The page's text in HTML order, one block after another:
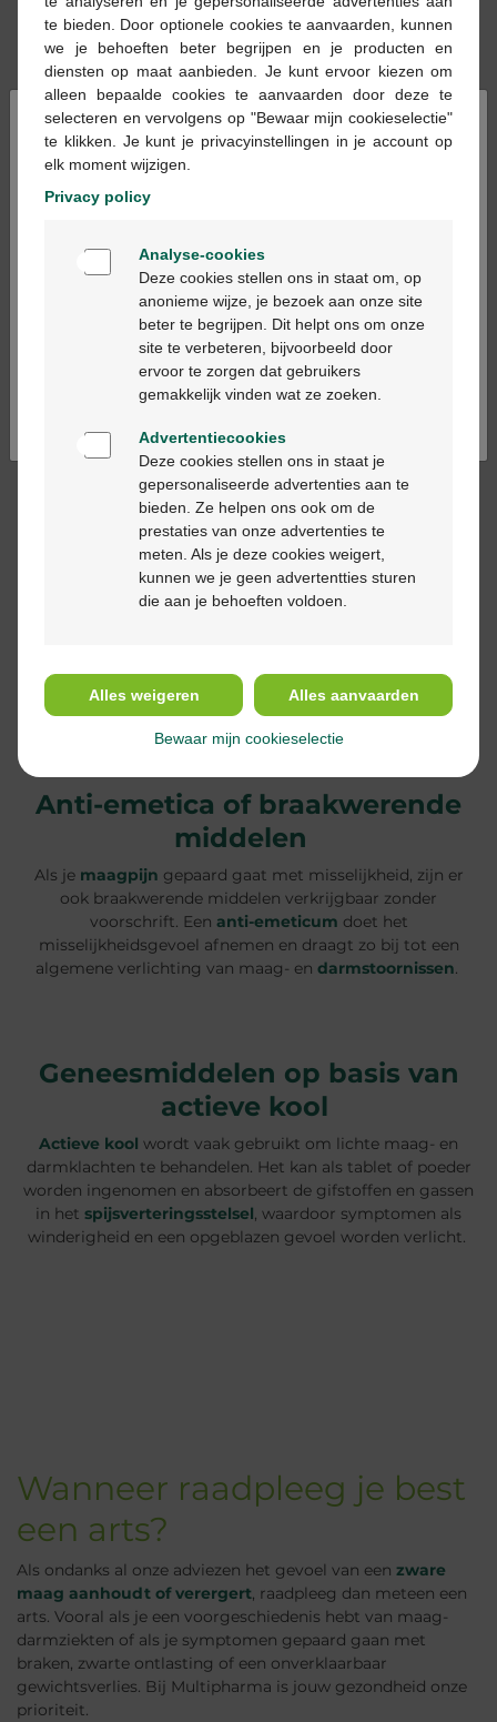
Heel wat planten zijn bevorderend of kalmerend voor de
spijsvertering. Zo iskamilleontstekingsremmend en
kalmerend en werkt het tegen krampen, winderigheid en
een misselijk gevoel.Pepermunt,groen anijszaad en
venkelverlichten een opgeblazen gevoel, krampen en
spijsverteringsproblemen.Gemberis
ontstekingsremmend, werkt tegen
Antacida
zuurremmers, zoals natriumbicarbonaat,
neutraliseren het teveel aan maagzuur. Zo verlichten ze
brandend maagzuur en ongemakken die gepaard gaan
Probiotica
zijn bij de apotheek verkrijgbaar in tablet- of
en spijsverteringsstoornissen te verlichten, en
verminderenmaagpijn
die wordt veroorzaakt door een
slechte spijsvertering.
Anti-emetica of braakwerende
middelen
Als je maagpijn gepaard gaat met misselijkheid, zijn er
ook braakwerende middelen verkrijgbaar zonder
voorschrift. Een anti-emeticum doet het
misselijkheidsgevoel afnemen en draagt zo bij tot een
algemene verlichting van maag- en darmstoornissen.
Geneesmiddelen op basis van
actieve kool
Actieve kool wordt vaak gebruikt om lichte maag- en
darmklachten te behandelen. Het kan als tablet of poeder
worden ingenomen en absorbeert de gifstoffen en gassen
in het spijsverteringsstelsel, waardoor symptomen als
winderigheid en een opgeblazen gevoel worden verlicht.
Wanneer raadpleeg je best
een arts?
Als ondanks al onze adviezen het gevoel van een zware
maag aanhoudt of verergert, raadpleeg dan meteen een
arts. Vooral als je een voorgeschiedenis hebt van maag-
darmziekten of als je symptomen gepaard gaan met
braken, zwarte ontlasting of een onverklaarbaar
gewichtsverlies. Bij Multipharma is jouw gezondheid onze
prioriteit.
×
Bienvenue
Ga verder in het nederlands
Continuez en français
te bieden. Door optionele cookies te aanvaarden, kunnen
we je behoeften beter begrijpen en je producten en
diensten op maat aanbieden. Je kunt ervoor kiezen om
alleen bepaalde cookies te aanvaarden door deze te
selecteren en vervolgens op "Bewaar mijn cookieselectie"
te klikken. Je kunt je privacyinstellingen in je account op
elk moment wijzigen.
Privacy policy
Analyse-cookies
Deze cookies stellen ons in staat om, op
anonieme wijze, je bezoek aan onze site
beter te begrijpen. Dit helpt ons om onze
site te verbeteren, bijvoorbeeld door
ervoor te zorgen dat gebruikers
gemakkelijk vinden wat ze zoeken.
Advertentiecookies
Deze cookies stellen ons in staat je
gepersonaliseerde advertenties aan te
bieden. Ze helpen ons ook om de
prestaties van onze advertenties te
meten. Als je deze cookies weigert,
kunnen we je geen advertentties sturen
die aan je behoeften voldoen.
Alles weigeren Alles aanvaarden
Bewaar mijn cookieselectie